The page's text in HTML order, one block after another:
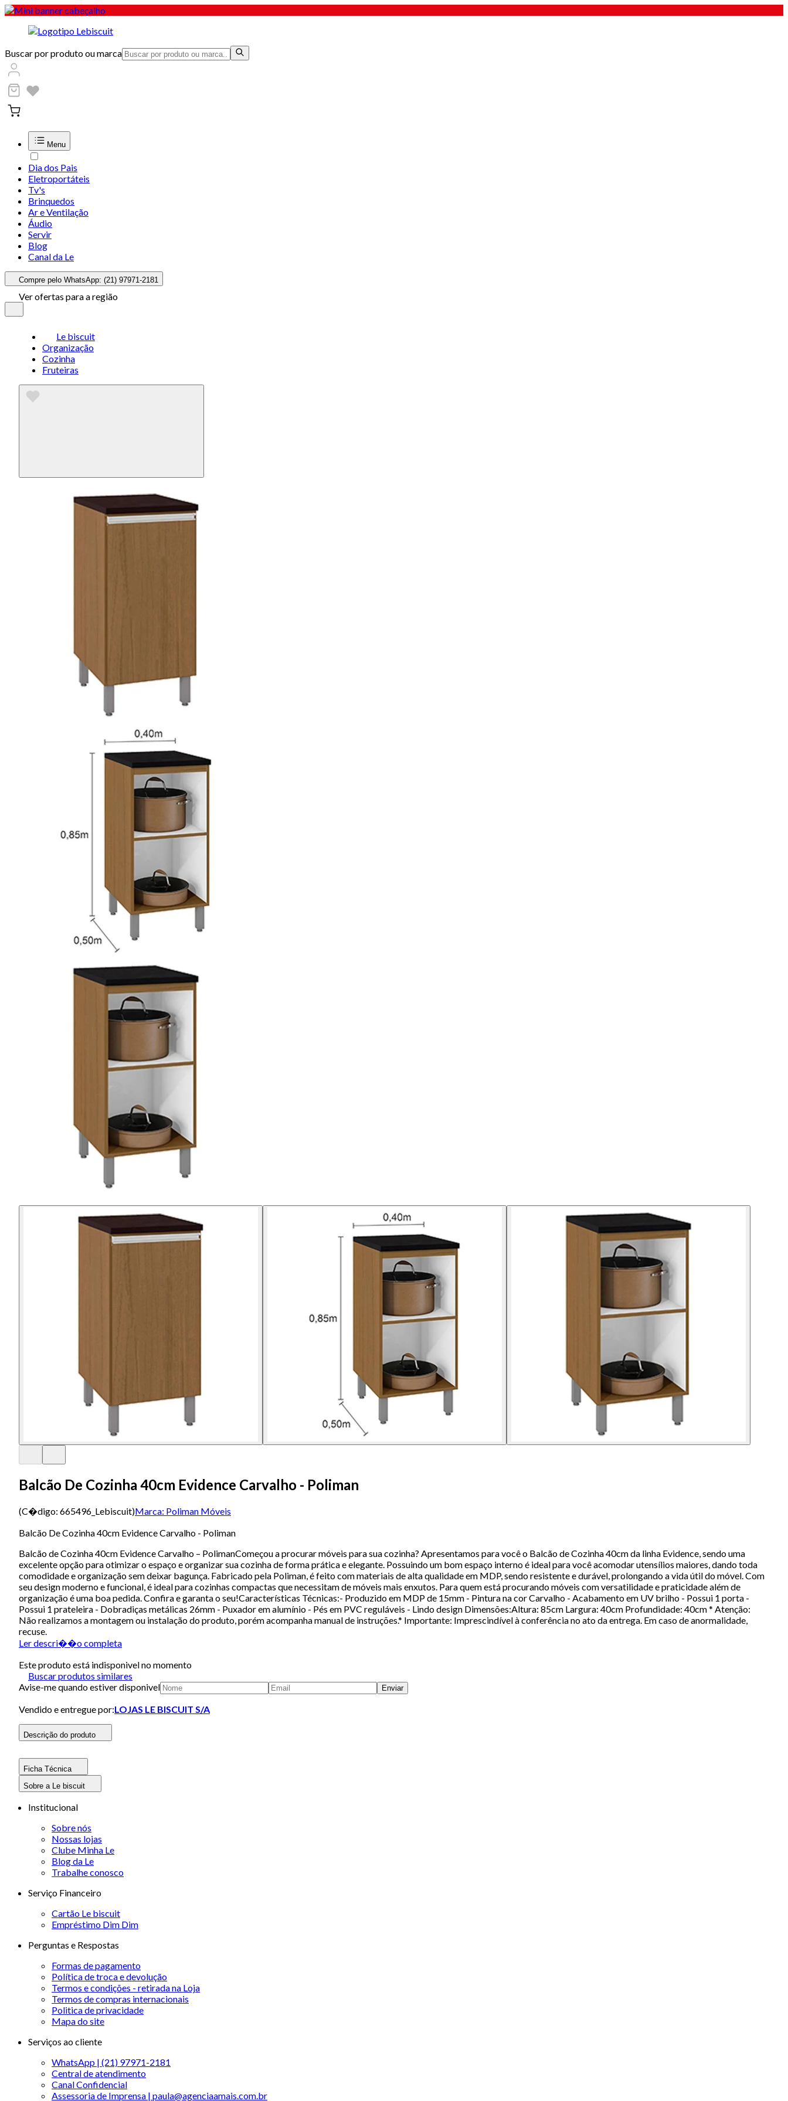
Buscar por produto ou marca
Menu
Dia dos Pais
Eletroportáteis
Tv's
Brinquedos
Ar e Ventilação
Áudio
Servir
Blog
Canal da Le
Compre pelo WhatsApp: (21) 97971-2181
Ver ofertas para a região
Le biscuit
Organização
Cozinha
Fruteiras
Balcão De Cozinha 40cm Evidence Carvalho - Poliman
(C�digo: 665496_Lebiscuit)Marca: Poliman Móveis
Balcão De Cozinha 40cm Evidence Carvalho - Poliman
Balcão de Cozinha 40cm Evidence Carvalho – PolimanComeçou a procurar móveis para sua cozinha? Apresentamos para você o Balcão de Cozinha 40cm da linha Evidence, sendo uma
excelente opção para otimizar o espaço e organizar sua cozinha de forma prática e elegante. Possuindo um bom espaço interno é ideal para você acomodar utensílios maiores, dando toda
comodidade e organização sem deixar bagunça. Fabricado pela Poliman, é feito com materiais de alta qualidade em MDP, sendo resistente e durável, prolongando a vida útil do móvel. Com
seu design moderno e funcional, é ideal para cozinhas compactas que necessitam de móveis mais enxutos. Para quem está procurando móveis com versatilidade e praticidade além de
organização é uma boa pedida. Confira e garanta o seu!Características Técnicas:- Produzido em MDP de 15mm - Pintura na cor Carvalho - Acabamento em UV brilho - Possui 1 porta -
Possui 1 prateleira - Dobradiças metálicas 26mm - Puxador em alumínio - Pés em PVC reguláveis - Lindo design Dimensões:Altura: 85cm Largura: 40cm Profundidade: 40cm * Atenção:
Não realizamos a montagem ou instalação do produto, porém acompanha manual de instruções.* Importante: Imprescindível à conferência no ato da entrega. Em caso de anormalidade,
recuse.
Ler descri��o completa
Este produto está indisponivel no momento
Buscar produtos similares
Avise-me quando estiver disponivel
Enviar
Vendido e entregue por:LOJAS LE BISCUIT S/A
Descrição do produto
Ficha Técnica
Sobre a Le biscuit
Institucional
Sobre nós
Nossas lojas
Clube Minha Le
Blog da Le
Trabalhe conosco
Serviço Financeiro
Cartão Le biscuit
Empréstimo Dim Dim
Perguntas e Respostas
Formas de pagamento
Política de troca e devolução
Termos e condições - retirada na Loja
Termos de compras internacionais
Politica de privacidade
Mapa do site
Serviços ao cliente
WhatsApp | (21) 97971-2181
Central de atendimento
Canal Confidencial
Assessoria de Imprensa | paula@agenciaamais.com.br